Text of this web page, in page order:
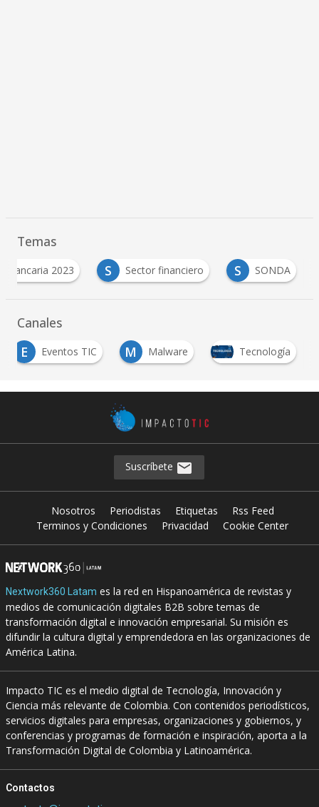
Temas
Bancaria 2023 S Sector financiero S SONDA
Canales
E
Eventos TIC M Malware Tecnología
Suscríbete
Nosotros Periodistas Etiquetas
Rss Feed
Terminos y Condiciones
Privacidad Cookie Center
Nextwork360 Latam es la red en Hispanoamérica de revistas y
medios de comunicación digitales B2B sobre temas de
transformación digital e innovación empresarial. Su misión es
difundir la cultura digital y emprendedora en las organizaciones de
América Latina.
Impacto TIC es el medio digital de Tecnología, Innovación y
Ciencia más relevante de Colombia. Con contenidos periodísticos,
servicios digitales para empresas, organizaciones y gobiernos, y
conferencias y programas de formación e inspiración, aporta a la
Transformación Digital de Colombia y Latinoamérica.
Contactos